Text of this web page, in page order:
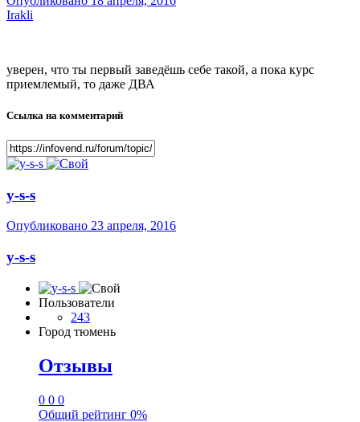
Irakli
уверен, что ты первый заведёшь себе такой, а пока курс
приемлемый, то даже ДВА
Ссылка на комментарий
y-s-s
Опубликовано 23 апреля, 2016
y-s-s
Пользователи
243
Город тюмень
Отзывы
0 0 0
Общий рейтинг 0%